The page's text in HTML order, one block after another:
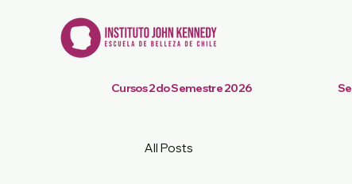
Cursos 2do Semestre 2026
All Posts